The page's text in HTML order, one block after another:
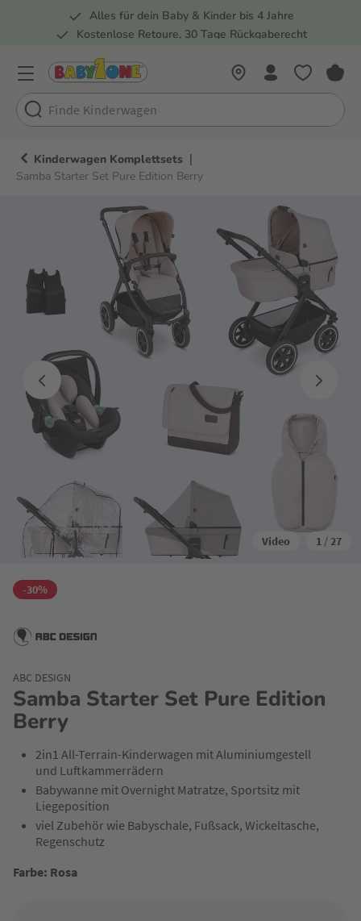
Zur Hauptnavigation springen
Alles für dein Baby & Kinder bis 4 Jahre
Kostenlose Retoure, 30 Tage Rückgaberecht
Kinderwagen Komplettsets |
Samba Starter Set Pure Edition Berry
Video 1 / 27
-30%
Samba Starter Set Pure Edition
Berry
ABC DESIGN
2in1 All-Terrain-Kinderwagen mit Aluminiumgestell
und Luftkammerrädern
Babywanne mit Overnight Matratze, Sportsitz mit
Liegeposition
viel Zubehör wie Babyschale, Fußsack, Wickeltasche,
Regenschutz
Farbe: Rosa